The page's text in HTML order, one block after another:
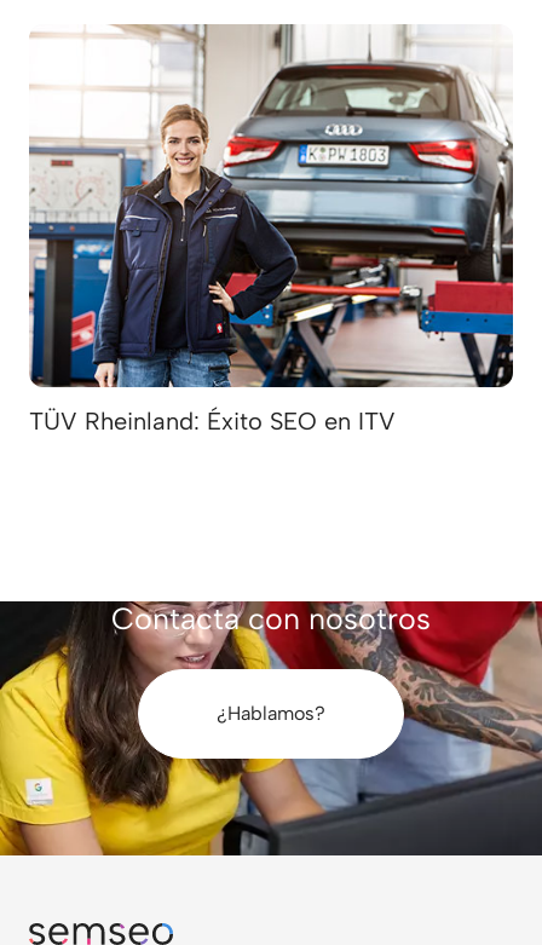
TÜV Rheinland: Éxito SEO en ITV
Contacta con nosotros
¿Hablamos?